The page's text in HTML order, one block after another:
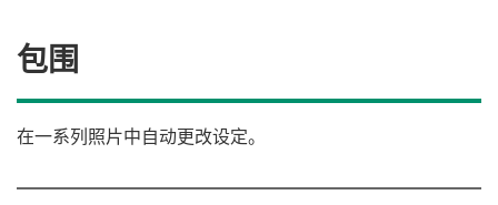
包围
在一系列照片中自动更改设定。